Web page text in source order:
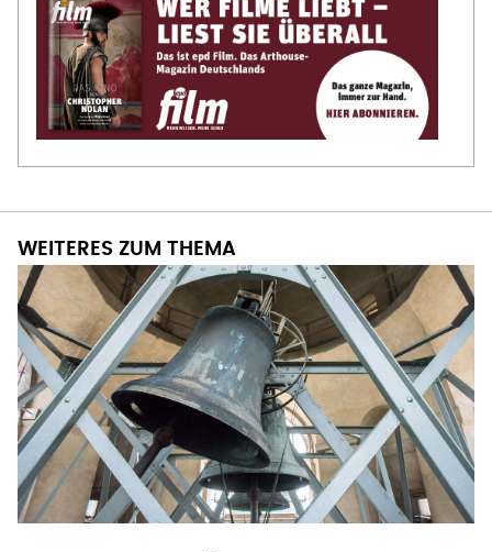
WEITERES ZUM THEMA